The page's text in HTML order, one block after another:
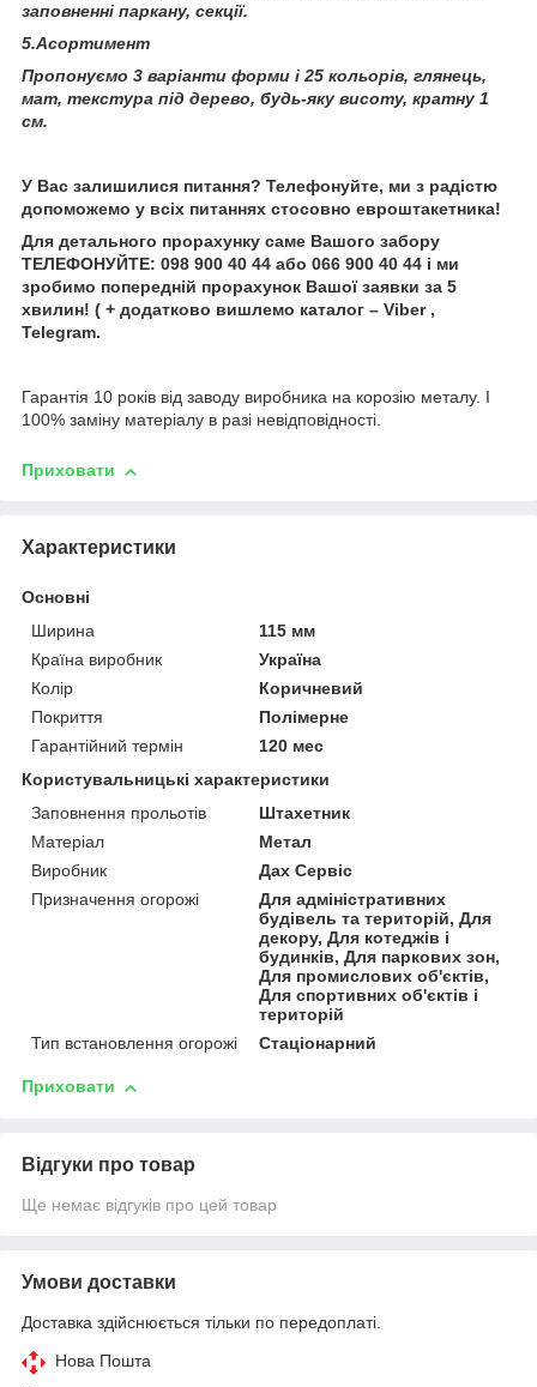
заповненні паркану, секції.
5.Асортимент
Пропонуємо 3 варіанти форми і 25 кольорів, глянець,
мат, текстура під дерево, будь-яку висоту, кратну 1
см.
У Вас залишилися питання? Телефонуйте, ми з радістю
допоможемо у всіх питаннях стосовно евроштакетника!
Для детального прорахунку саме Вашого забору
ТЕЛЕФОНУЙТЕ: 098 900 40 44 або 066 900 40 44 і ми
зробимо попередній прорахунок Вашої заявки за 5
хвилин! ( + додатково вишлемо каталог – Viber ,
Telegram.
Гарантія 10 років від заводу виробника на корозію металу. І
100% заміну матеріалу в разі невідповідності.
Приховати
Характеристики
Основні
Ширина
115 мм
Країна виробник
Україна
Колір
Коричневий
Покриття
Полімерне
Гарантійний термін
120 мес
Користувальницькі характеристики
Заповнення прольотів
Штахетник
Матеріал
Метал
Виробник
Дах Сервіс
Призначення огорожі
Для адміністративних
будівель та територій, Для
декору, Для котеджів і
будинків, Для паркових зон,
Для промислових об'єктів,
Для спортивних об'єктів і
територій
Тип встановлення огорожі
Стаціонарний
Приховати
Відгуки про товар
Ще немає відгуків про цей товар
Умови доставки
Доставка здійснюється тільки по передоплаті.
Нова Пошта